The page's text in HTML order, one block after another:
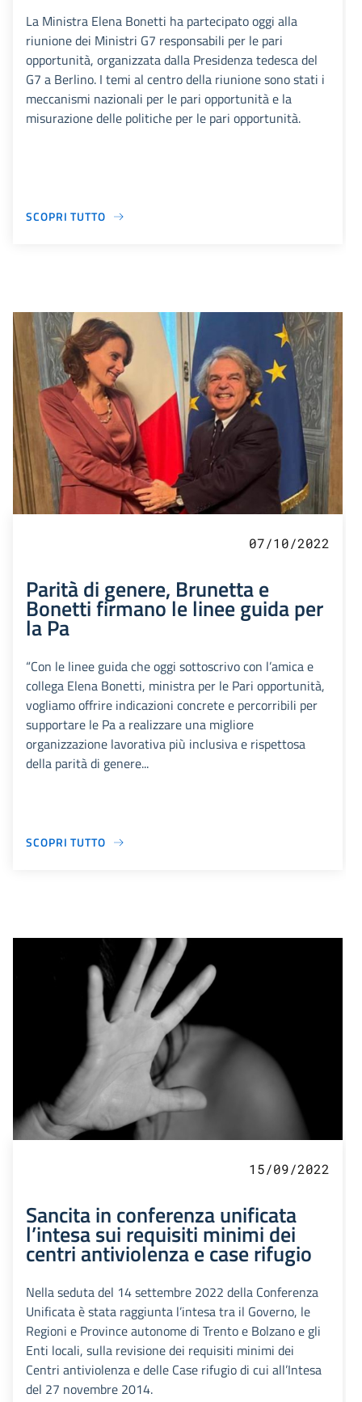
La Ministra Elena Bonetti ha partecipato oggi alla
riunione dei Ministri G7 responsabili per le pari
opportunità, organizzata dalla Presidenza tedesca del
G7 a Berlino. I temi al centro della riunione sono stati i
meccanismi nazionali per le pari opportunità e la
misurazione delle politiche per le pari opportunità.
SCOPRI TUTTO
07/10/2022
Parità di genere, Brunetta e
Bonetti firmano le linee guida per
la Pa
“Con le linee guida che oggi sottoscrivo con l’amica e
collega Elena Bonetti, ministra per le Pari opportunità,
vogliamo offrire indicazioni concrete e percorribili per
supportare le Pa a realizzare una migliore
organizzazione lavorativa più inclusiva e rispettosa
della parità di genere...
SCOPRI TUTTO
15/09/2022
Sancita in conferenza unificata
l’intesa sui requisiti minimi dei
centri antiviolenza e case rifugio
Nella seduta del 14 settembre 2022 della Conferenza
Unificata è stata raggiunta l’intesa tra il Governo, le
Regioni e Province autonome di Trento e Bolzano e gli
Enti locali, sulla revisione dei requisiti minimi dei
Centri antiviolenza e delle Case rifugio di cui all’Intesa
del 27 novembre 2014.